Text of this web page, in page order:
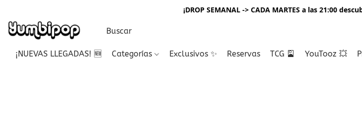
¡DROP SEMANAL -> CADA MARTES a las 21:00
¡NUEVAS LLEGADAS! 🆕 Categorías Exclusivos ✨ Reservas TCG 🎴 YouTooz 💥